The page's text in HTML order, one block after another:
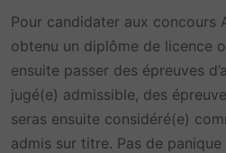
Pour candidater aux concours
obtenu un diplôme de licence
ensuite passer des épreuves
jugé(e) admissible, des
seras ensuite considéré(e)
admis sur titre. Pas de